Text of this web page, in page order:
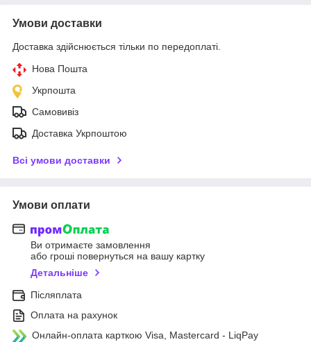
Умови доставки
Доставка здійснюється тільки по передоплаті.
Нова Пошта
Укрпошта
Самовивіз
Доставка Укрпоштою
Всі умови доставки
Умови оплати
Ви отримаєте замовлення
або гроші повернуться на вашу картку
Детальніше
Післяплата
Оплата на рахунок
Онлайн-оплата карткою Visa, Mastercard - LiqPay